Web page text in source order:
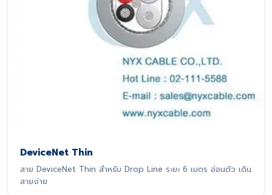
DeviceNet Thin
สาย DeviceNet Thin สำหรับ Drop Line ระยะ 6 เมตร อ่อนตัว เดิน
สายง่าย